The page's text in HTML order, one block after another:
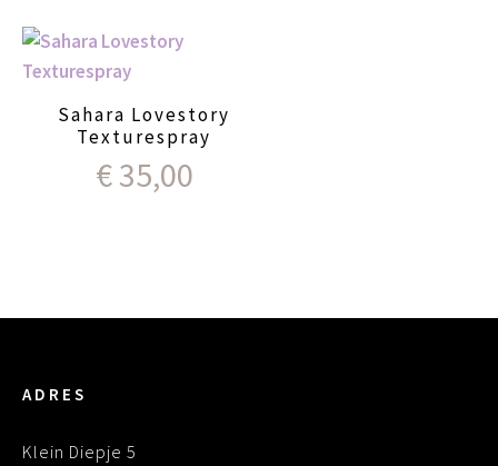
Sahara Lovestory
Texturespray
€35,00
ADRES
Klein Diepje 5